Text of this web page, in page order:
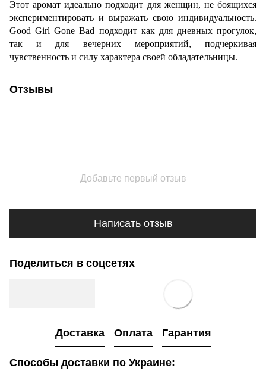
Этот аромат идеально подходит для женщин, не боящихся
экспериментировать и выражать свою индивидуальность.
Good Girl Gone Bad подходит как для дневных прогулок,
так и для вечерних мероприятий, подчеркивая
чувственность и силу характера своей обладательницы.
Отзывы
Добавьте первый отзыв
Написать отзыв
Поделиться в соцсетях
Доставка Оплата Гарантия
Способы доставки по Украине: